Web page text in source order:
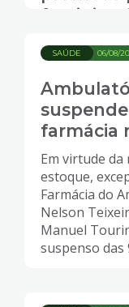
feminina
06/08/
SAÚDE
farmácia
Em virtude
estoque,
Farmácia do
Nelson
Manuel
suspenso das